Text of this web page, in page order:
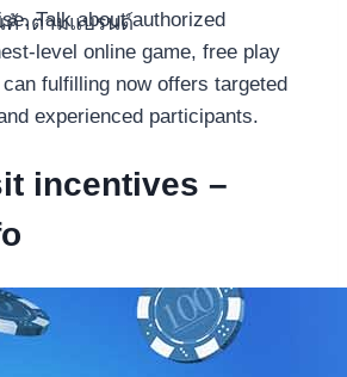
ค้าตามแบรนด์
Talk about authorized
level online game, free play
fulfilling now offers targeted
experienced participants.
incentives –